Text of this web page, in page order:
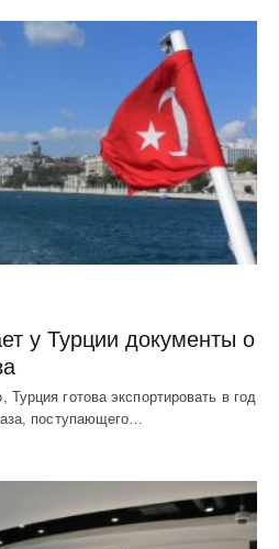
у Турции документы о
готова экспортировать в год
поступающего…